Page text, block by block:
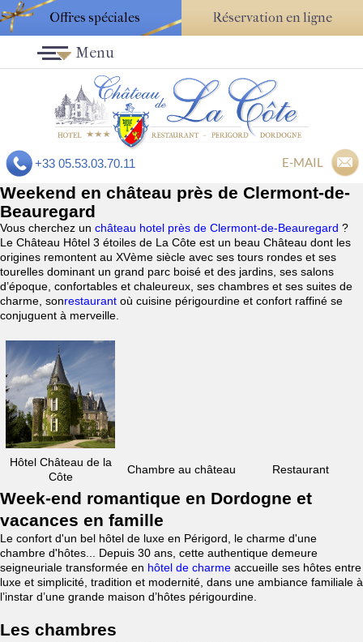
Offres spéciales Réservation en ligne
+33 05.53.03.70.11 E-MAIL
Menu
Weekend en château près de Clermont-de-
Beauregard
Vous cherchez un château hotel près de Clermont-de-Beauregard ?
Le Château Hôtel 3 étoiles de La Côte est un beau Château dont les
origines remontent au XVème siècle avec ses tours rondes et ses
tourelles dominant un grand parc boisé et des jardins, ses salons
d’époque, confortables et chaleureux, ses chambres et ses suites de
charme, sonrestaurant où cuisine périgourdine et confort raffiné se
conjuguent à merveille.
Hôtel Château de la
Côte
Chambre au château Restaurant
Week-end romantique en Dordogne et
vacances en famille
Le confort d'un bel hôtel de luxe en Périgord, le charme d'une
chambre d'hôtes... Depuis 30 ans, cette authentique demeure
seigneuriale transformée en hôtel de charme accueille ses hôtes entre
luxe et simplicité, tradition et modernité, dans une ambiance familiale à
l’instar d’une grande maison d’hôtes périgourdine.
Les chambres